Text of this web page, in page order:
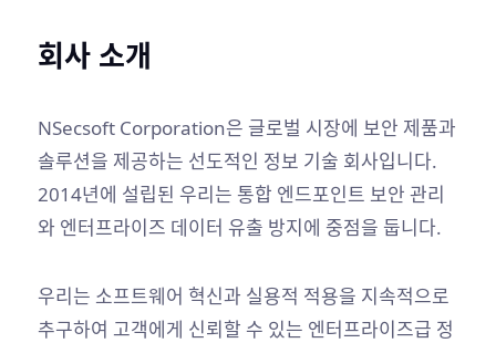
회사 소개
NSecsoft Corporation은 글로벌 시장에 보안 제품과
솔루션을 제공하는 선도적인 정보 기술 회사입니다.
2014년에 설립된 우리는 통합 엔드포인트 보안 관리
와 엔터프라이즈 데이터 유출 방지에 중점을 둡니다.
우리는 소프트웨어 혁신과 실용적 적용을 지속적으로
추구하여 고객에게 신뢰할 수 있는 엔터프라이즈급 정